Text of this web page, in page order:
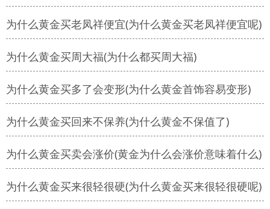
为什么黄金买老凤祥便宜(为什么黄金买老凤祥便宜呢)
为什么黄金买周大福(为什么都买周大福)
为什么黄金买多了会变形(为什么黄金首饰容易变形)
为什么黄金买回来不保养(为什么黄金不保值了)
为什么黄金买卖会涨价(黄金为什么会涨价意味着什么)
为什么黄金买来很轻很硬(为什么黄金买来很轻很硬呢)